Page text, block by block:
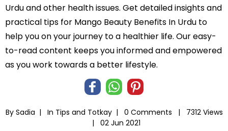
Urdu and other health issues. Get detailed insights and
practical tips for Mango Beauty Benefits In Urdu to
help you on your journey to a healthier life. Our easy-
to-read content keeps you informed and empowered
as you work towards a better lifestyle.
By Sadia | In Tips and Totkay| 0 Comments |
7312 Views
|
02 Jun 2021